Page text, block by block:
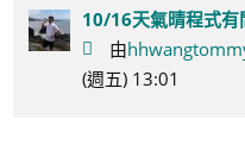
10/16天氣晴程式有
由
(週五) 13:01